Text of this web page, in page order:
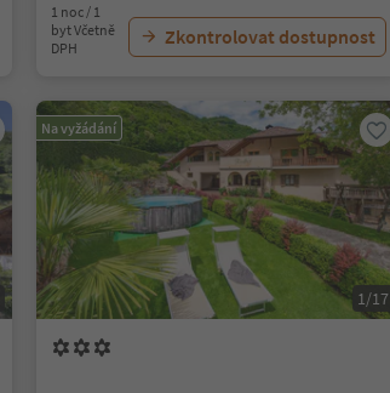
1 noc / 1
byt Včetně
DPH
Zkontrolovat dostupnost
Na vyžádání
1/17